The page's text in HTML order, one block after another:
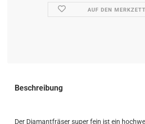
AUF DEN
Beschreibung
Der Diamantfräser super fein ist ein